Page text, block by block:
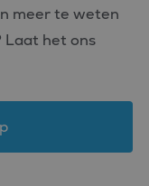
meer te weten
Laat het ons